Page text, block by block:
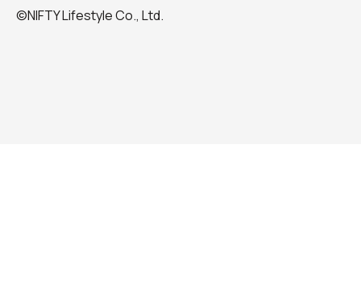
©NIFTY Lifestyle Co., Ltd.